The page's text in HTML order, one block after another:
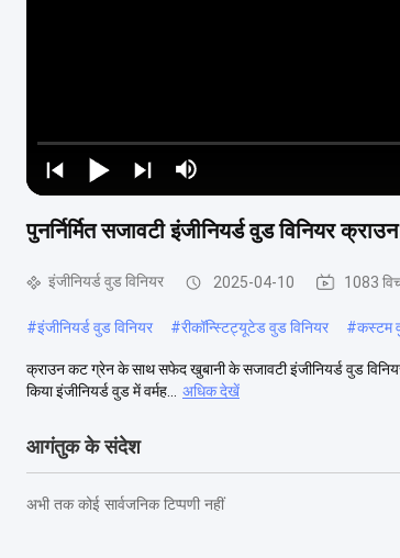
पुनर्निर्मित सजावटी इंजीनियर्ड वुड विनियर
इंजीनियर्ड वुड विनियर 2025-04-10 1083
#इंजीनियर्ड वुड विनियर #रीकॉन्स्टिट्यूटेड वुड विनियर #कस्टम
क्राउन कट ग्रेन के साथ सफेद खुबानी के सजावटी इंजीनियर्ड वुड विनियर
किया इंजीनियर्ड वुड में वर्मह...
अधिक देखें
आगंतुक के संदेश
अभी तक कोई सार्वजनिक टिप्पणी नहीं